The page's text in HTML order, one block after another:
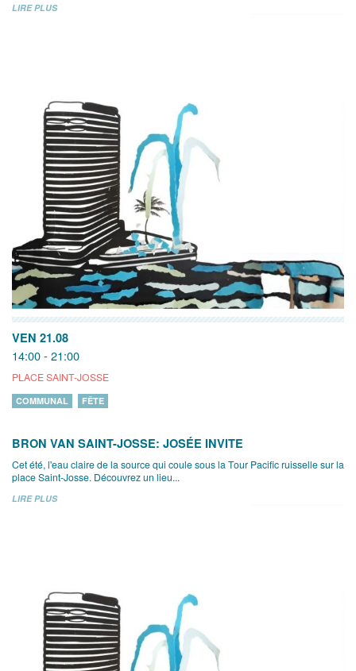
LIRE PLUS
VEN 21.08
14:00 - 21:00
PLACE SAINT-JOSSE
COMMUNAL FÊTE
BRON VAN SAINT-JOSSE: JOSÉE INVITE
Cet été, l'eau claire de la source qui coule sous la Tour Pacific ruisselle sur la
place Saint-Josse. Découvrez un lieu...
LIRE PLUS